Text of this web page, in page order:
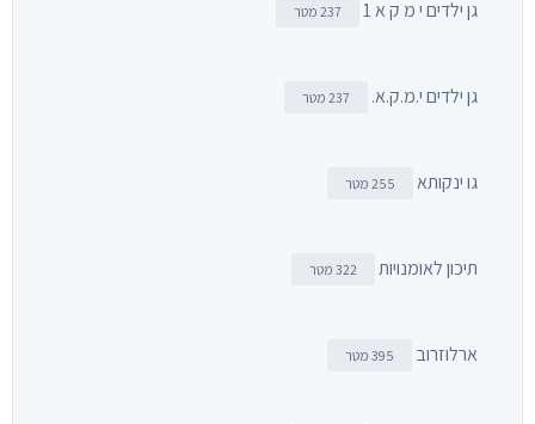
גן ילדים י מ ק א 1 237 מטר
גן ילדים י.מ.ק.א. 237 מטר
גו ינקותא 255 מטר
תיכון לאומנויות 322 מטר
ארלוזרוב 395 מטר